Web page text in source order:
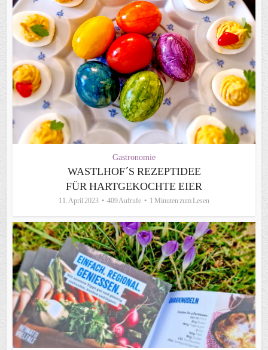
Gastronomie
WASTLHOF´S REZEPTIDEE
FÜR HARTGEKOCHTE EIER
11. April 2023 409 Aufrufe 1 Minuten zum Lesen